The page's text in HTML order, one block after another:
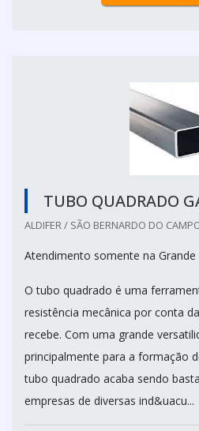
TUBO QUADRADO
ALDIFER / SÃO BERNARDO DO
Atendimento somente na Grande
O tubo quadrado é uma
resistência mecânica por conta
recebe. Com uma grande
principalmente para a formação
tubo quadrado acaba sendo
empresas de diversas ind&uacu...